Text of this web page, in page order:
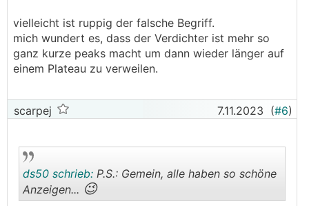
vielleicht ist ruppig der falsche Begriff.
mich wundert es, dass der Verdichter ist mehr so
ganz kurze peaks macht um dann wieder länger auf
einem Plateau zu verweilen.
scarpej 7.11.2023 (#6)
ds50 schrieb: P.S.: Gemein, alle haben so schöne
Anzeigen... 😉